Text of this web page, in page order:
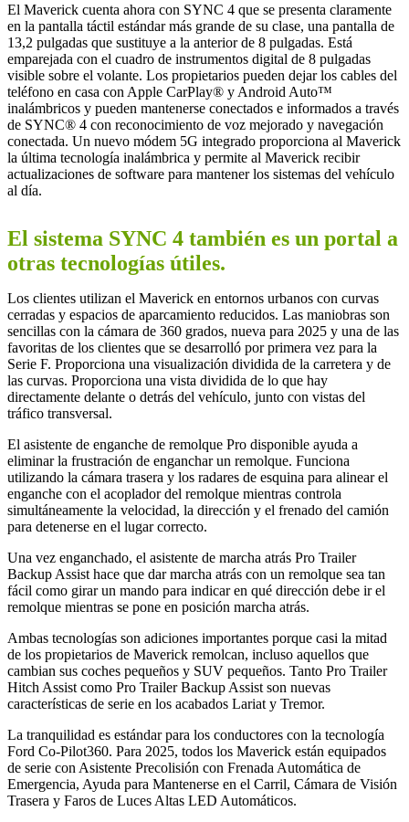
El Maverick cuenta ahora con SYNC 4 que se presenta claramente
en la pantalla táctil estándar más grande de su clase, una pantalla de
13,2 pulgadas que sustituye a la anterior de 8 pulgadas. Está
emparejada con el cuadro de instrumentos digital de 8 pulgadas
visible sobre el volante. Los propietarios pueden dejar los cables del
teléfono en casa con Apple CarPlay® y Android Auto™
inalámbricos y pueden mantenerse conectados e informados a través
de SYNC® 4 con reconocimiento de voz mejorado y navegación
conectada. Un nuevo módem 5G integrado proporciona al Maverick
la última tecnología inalámbrica y permite al Maverick recibir
actualizaciones de software para mantener los sistemas del vehículo
al día.
El sistema SYNC 4 también es un portal a
otras tecnologías útiles.
Los clientes utilizan el Maverick en entornos urbanos con curvas
cerradas y espacios de aparcamiento reducidos. Las maniobras son
sencillas con la cámara de 360 grados, nueva para 2025 y una de las
favoritas de los clientes que se desarrolló por primera vez para la
Serie F. Proporciona una visualización dividida de la carretera y de
las curvas. Proporciona una vista dividida de lo que hay
directamente delante o detrás del vehículo, junto con vistas del
tráfico transversal.
El asistente de enganche de remolque Pro disponible ayuda a
eliminar la frustración de enganchar un remolque. Funciona
utilizando la cámara trasera y los radares de esquina para alinear el
enganche con el acoplador del remolque mientras controla
simultáneamente la velocidad, la dirección y el frenado del camión
para detenerse en el lugar correcto.
Una vez enganchado, el asistente de marcha atrás Pro Trailer
Backup Assist hace que dar marcha atrás con un remolque sea tan
fácil como girar un mando para indicar en qué dirección debe ir el
remolque mientras se pone en posición marcha atrás.
Ambas tecnologías son adiciones importantes porque casi la mitad
de los propietarios de Maverick remolcan, incluso aquellos que
cambian sus coches pequeños y SUV pequeños. Tanto Pro Trailer
Hitch Assist como Pro Trailer Backup Assist son nuevas
características de serie en los acabados Lariat y Tremor.
La tranquilidad es estándar para los conductores con la tecnología
Ford Co-Pilot360. Para 2025, todos los Maverick están equipados
de serie con Asistente Precolisión con Frenada Automática de
Emergencia, Ayuda para Mantenerse en el Carril, Cámara de Visión
Trasera y Faros de Luces Altas LED Automáticos.